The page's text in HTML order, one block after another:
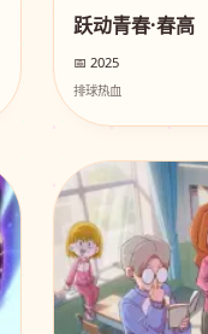
跃动青春·春高
📅 2025
排球热血